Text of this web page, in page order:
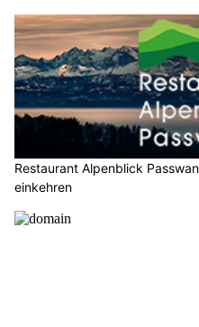
Restaurant Alpenblick
einkehren